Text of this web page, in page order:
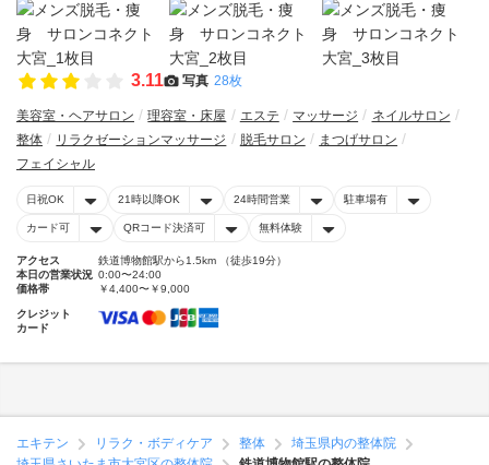
3.11 写真 28枚
美容室・ヘアサロン 理容室・床屋 エステ マッサージ
ネイルサロン
整体
リラクゼーションマッサージ 脱毛サロン
まつげサロン
フェイシャル
日祝OK 21時以降OK 24時間営業 駐車場有
カード可 QRコード決済可 無料体験
アクセス
鉄道博物館駅から1.5km （徒歩19分）
本日の営業状況 0:00〜24:00
価格帯
￥4,400〜￥9,000
クレジット
カード
エキテン リラク・ボディケア 整体
埼玉県内の整体院